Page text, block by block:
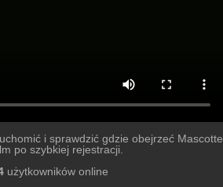
i sprawdzić gdzie obejrzeć Mascotte
po szybkiej rejestracji.
użytkowników online